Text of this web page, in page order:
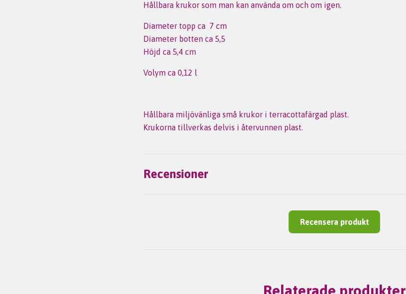
Hållbara krukor som man kan använda om och om igen.
Diameter topp ca 7 cm
Diameter botten ca 5,5
Höjd ca 5,4 cm
Volym ca 0,12 l
Hållbara miljövänliga små krukor i terracottafärgad plast.
Krukorna tillverkas delvis i återvunnen plast.
Recensioner
Recensera produkt